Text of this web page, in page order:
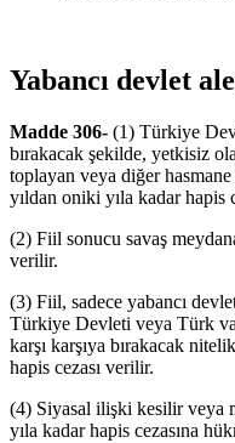
Yabancı devlet
Madde 306- (1) Türkiye
bırakacak şekilde, yetkisiz
toplayan veya diğer
yıldan oniki yıla kadar hapis
(2) Fiil sonucu savaş
verilir.
(3) Fiil, sadece yabancı
Türkiye Devleti veya Türk
karşı karşıya bırakacak
hapis cezası verilir.
(4) Siyasal ilişki kesilir veya
yıla kadar hapis cezasına